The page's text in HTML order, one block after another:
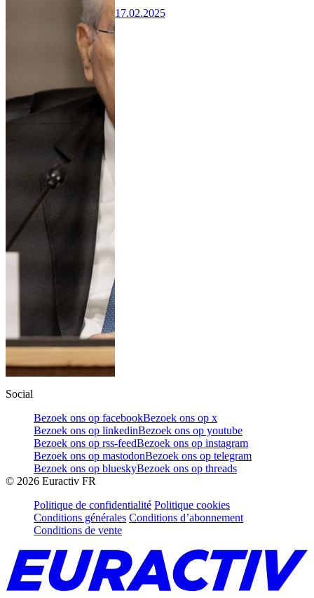
17.02.2025
Social
Bezoek ons op facebookBezoek ons op x
Bezoek ons op linkedinBezoek ons op youtube
Bezoek ons op rss-feedBezoek ons op instagram
Bezoek ons op mastodonBezoek ons op telegram
Bezoek ons op blueskyBezoek ons op threads
© 2026 Euractiv FR
Politique de confidentialité Politique cookies
Conditions générales Conditions d’abonnement
Conditions de vente